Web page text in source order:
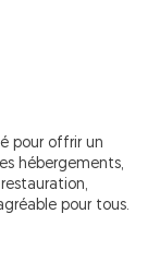
pour offrir un
hébergements,
pour tous.